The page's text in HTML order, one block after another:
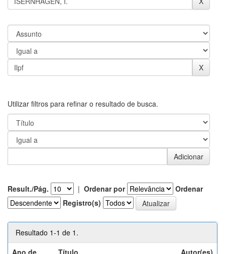
Utilizar filtros para refinar o resultado de busca.
Result./Pág. | Ordenar por
Ordenar
Registro(s)
Resultado 1-1 de 1.
Ano de
Título Autor(es)